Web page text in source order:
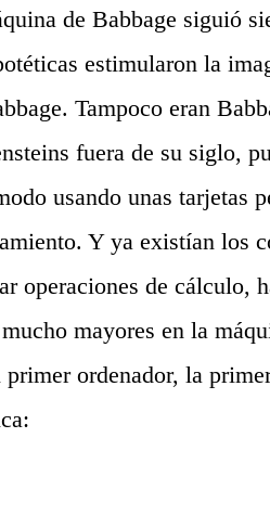
de Babbage siguió
estimularon la
Tampoco eran
fuera de su siglo,
usando unas tarjetas
Y ya existían los
operaciones de cálculo,
mayores en la
ordenador, la